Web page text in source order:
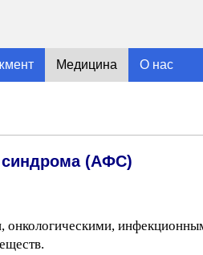
Медицина О нас
(АФС)